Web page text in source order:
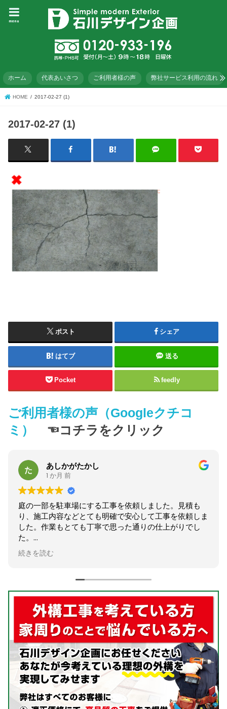
menu
ホーム 代表あいさつ ご利用者様の声 弊社サービス利用の流れ
HOME 2017-02-27 (1)
2017-02-27 (1)
ポスト シェア
はてブ 送る
Pocket feedly
ご利用者様の声（Googleクチコ
ミ）
☜コチラをクリック
事を依頼しました。見積も
確で安心して工事を依頼しま
思った通りの仕上がりでし
さはまです
庭のフェンスの張り替え
が、相談から施工までと
た。